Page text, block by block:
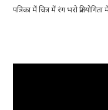
पत्रिका में चित्र में रंग भरो